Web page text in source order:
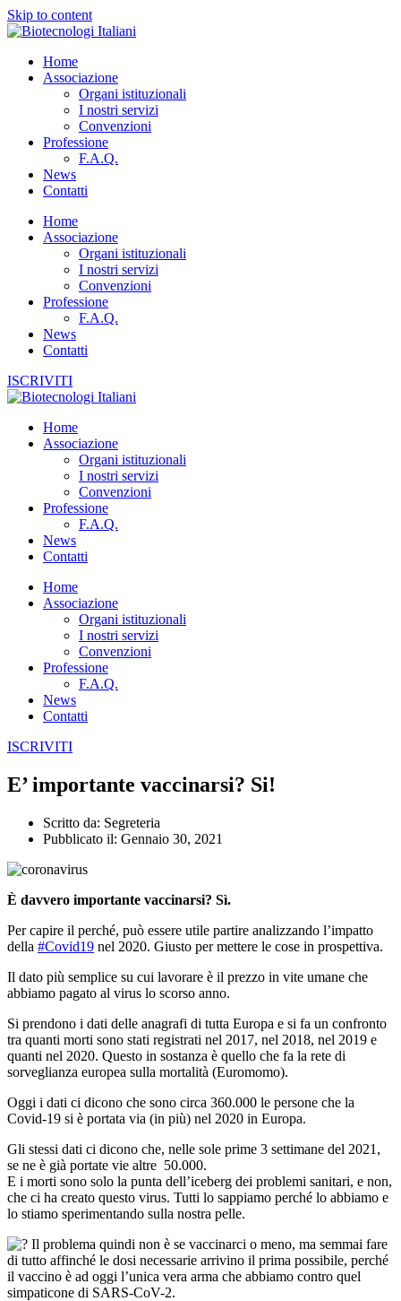
Skip to content
Home
Associazione
Organi istituzionali
I nostri servizi
Convenzioni
Professione
F.A.Q.
News
Contatti
Home
Associazione
Organi istituzionali
I nostri servizi
Convenzioni
Professione
F.A.Q.
News
Contatti
ISCRIVITI
Home
Associazione
Organi istituzionali
I nostri servizi
Convenzioni
Professione
F.A.Q.
News
Contatti
Home
Associazione
Organi istituzionali
I nostri servizi
Convenzioni
Professione
F.A.Q.
News
Contatti
ISCRIVITI
E’ importante vaccinarsi? Si!
Scritto da: Segreteria
Pubblicato il: Gennaio 30, 2021
È davvero importante vaccinarsi? Sì.
Per capire il perché, può essere utile partire analizzando l’impatto
della #Covid19 nel 2020. Giusto per mettere le cose in prospettiva.
Il dato più semplice su cui lavorare è il prezzo in vite umane che
abbiamo pagato al virus lo scorso anno.
Si prendono i dati delle anagrafi di tutta Europa e si fa un confronto
tra quanti morti sono stati registrati nel 2017, nel 2018, nel 2019 e
quanti nel 2020. Questo in sostanza è quello che fa la rete di
sorveglianza europea sulla mortalità (Euromomo).
Oggi i dati ci dicono che sono circa 360.000 le persone che la
Covid-19 si è portata via (in più) nel 2020 in Europa.
Gli stessi dati ci dicono che, nelle sole prime 3 settimane del 2021,
se ne è già portate vie altre 50.000.
E i morti sono solo la punta dell’iceberg dei problemi sanitari, e non,
che ci ha creato questo virus. Tutti lo sappiamo perché lo abbiamo e
lo stiamo sperimentando sulla nostra pelle.
Il problema quindi non è se vaccinarci o meno, ma semmai fare
di tutto affinché le dosi necessarie arrivino il prima possibile, perché
il vaccino è ad oggi l’unica vera arma che abbiamo contro quel
simpaticone di SARS-CoV-2.